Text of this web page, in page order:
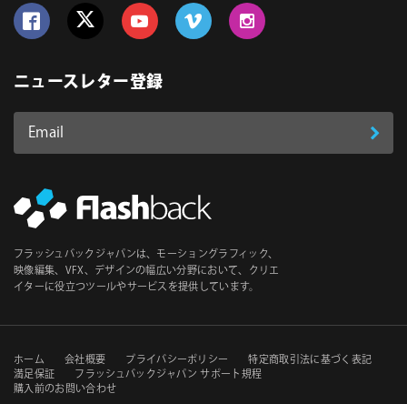
ニュースレター登録
Email
ス
必
須
登
フラッシュバックジャパンは、モーショングラフィック、
映像編集、VFX、デザインの幅広い分野において、クリエ
イターに役立つツールやサービスを提供しています。
セ
ホーム 会社概要 プライバシーポリシー
特定商取引法に基づく表記
満足保証
フラッシュバックジャパン サポート規程
購入前のお問い合わせ